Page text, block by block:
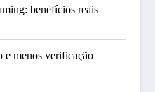
benefícios reais
e menos verificação